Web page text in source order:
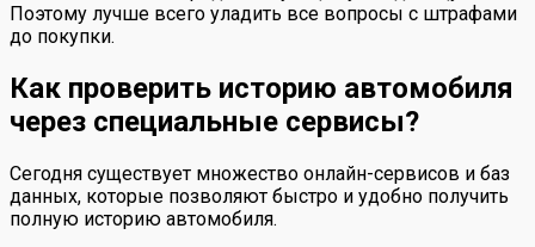
Поэтому лучше всего уладить все вопросы с штрафами
до покупки.
Как проверить историю автомобиля
через специальные сервисы?
Сегодня существует множество онлайн-сервисов и баз
данных, которые позволяют быстро и удобно получить
полную историю автомобиля.